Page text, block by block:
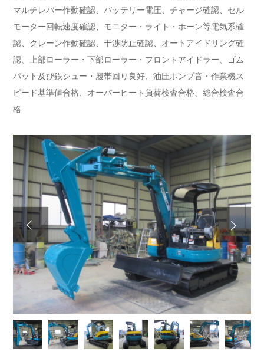
マルチレバー作動確認、バッテリー電圧、チャージ確認、セル
モーター回転速度確認、モニター・ライト・ホーン等電気系確
認、クレーン作動確認、干渉防止確認、オートアイドリング確
認、上部ローラー・下部ローラー・フロントアイドラー、ゴム
パット及び鉄シュー・履帯回り良好、油圧ポンプ音・作業機ス
ピード基準値合格、オーバーヒート負荷検査合格、総合検査合
格
Next